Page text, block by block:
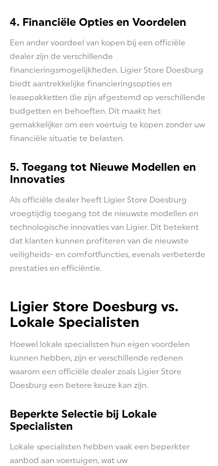
4. Financiële Opties en Voordelen
Een ander voordeel van kopen bij een officiële
dealer zijn de verschillende
financieringsmogelijkheden. Ligier Store Doesburg
biedt aantrekkelijke financieringsopties en
leasepakketten die zijn afgestemd op verschillende
budgetten en behoeften. Dit maakt het
gemakkelijker om een voertuig te kopen zonder uw
financiële situatie te belasten.
5. Toegang tot Nieuwe Modellen en
Innovaties
Als officiële dealer heeft Ligier Store Doesburg
vroegtijdig toegang tot de nieuwste modellen en
technologische innovaties van Ligier. Dit betekent
dat klanten kunnen profiteren van de nieuwste
veiligheids- en comfortfuncties, evenals verbeterde
prestaties en efficiëntie.
Ligier Store Doesburg vs.
Lokale Specialisten
Hoewel lokale specialisten hun eigen voordelen
kunnen hebben, zijn er verschillende redenen
waarom een officiële dealer zoals Ligier Store
Doesburg een betere keuze kan zijn.
Beperkte Selectie bij Lokale
Specialisten
Lokale specialisten hebben vaak een beperkter
aanbod aan voertuigen, wat uw